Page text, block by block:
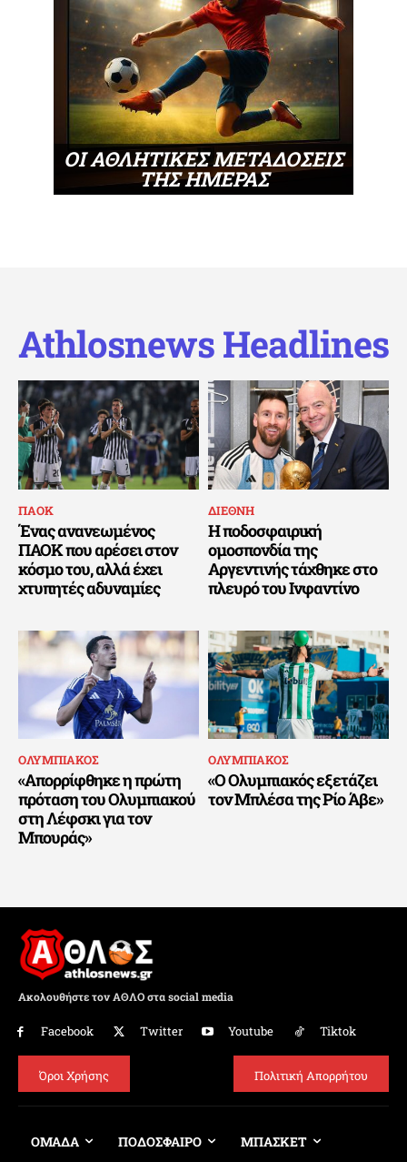
ΟΙ ΑΘΛΗΤΙΚΕΣ ΜΕΤΑΔΟΣΕΙΣ
ΤΗΣ ΗΜΕΡΑΣ
Athlosnews Headlines
ΠΑΟΚ
Ένας ανανεωμένος
ΠΑΟΚ που αρέσει στον
κόσμο του, αλλά έχει
χτυπητές αδυναμίες
ΔΙΕΘΝΗ
Η ποδοσφαιρική
ομοσπονδία της
Αργεντινής τάχθηκε στο
πλευρό του Ινφαντίνο
ΟΛΥΜΠΙΑΚΟΣ
«Απορρίφθηκε η πρώτη
πρόταση του Ολυμπιακού
στη Λέφσκι για τον
Μπουράς»
ΟΛΥΜΠΙΑΚΟΣ
«Ο Ολυμπιακός εξετάζει
τον Μπλέσα της Ρίο Άβε»
Ακολουθήστε τον ΑΘΛΟ στα social media
Facebook Twitter Youtube Tiktok
Όροι Χρήσης Πολιτική Απορρήτου
ΟΜΑΔΑ ΠΟΔΟΣΦΑΙΡΟ ΜΠΑΣΚΕΤ